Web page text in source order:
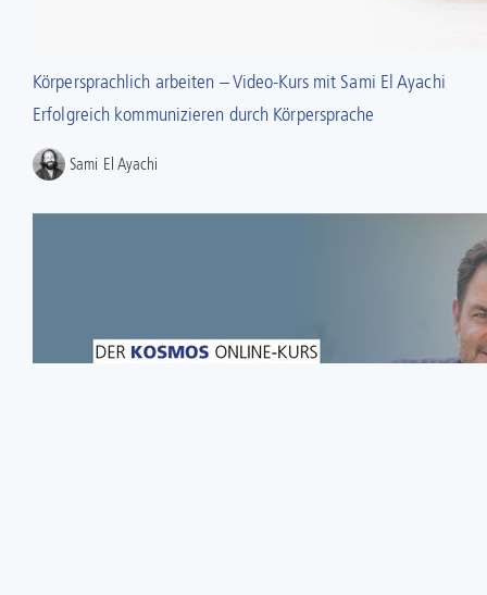
Körpersprachlich arbeiten – Video-Kurs mit Sami El Ayachi
Erfolgreich kommunizieren durch Körpersprache
Sami El Ayachi